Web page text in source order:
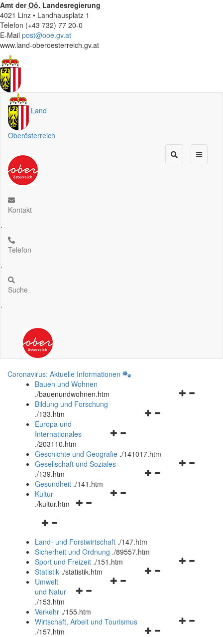
Amt derOö. Landesregierung
4021 Linz • Landhausplatz 1
Telefon (+43 732) 77 20-0
E-Mail post@ooe.gv.at
www.land-oberoesterreich.gv.at
Land
Oberösterreich
Kontakt
.
Telefon
.
Suche
.
Coronavirus: Aktuelle Informationen
Bauen und Wohnen
./bauenundwohnen.htm
Navigationsmenü
Bildung und Forschung
./133.htm
Navigationsmenü
und
schließen
Europa und
Internationales
./203110.htm
Geschichte und Geografie ./141017.htm
Navigationsmenü
Gesellschaft und Soziales
./139.htm
Navigationsmenü
Gesundheit ./141.htm
Navigationsmenü
Kultur
./kultur.htm
Navigationsmenü
und
schließen
Land- und Forstwirtschaft ./147.htm
Sicherheit und Ordnung ./89557.htm
Navigationsmenü
Sport und Freizeit ./151.htm
Navigationsmenü
Statistik ./statistik.htm
Navigationsmenü
und
schließen
Umwelt
und Natur
./153.htm
Verkehr ./155.htm
Navigationsmenü
Wirtschaft, Arbeit und Tourismus
./157.htm